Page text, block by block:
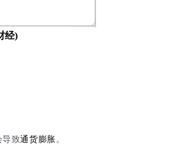
经)
导致通货膨胀 。